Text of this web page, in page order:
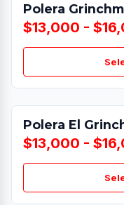
Polera
$13,000 -
Polera El
$13,000 -